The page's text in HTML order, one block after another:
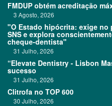
FMDUP obtém acreditação
3 Agosto, 2026
"O Estado hipócrita: exige
SNS e explora
cheque-dentista"
31 Julho, 2026
“Elevate Dentistry - Lisbon
sucesso
31 Julho, 2026
Clitrofa no TOP 600
30 Julho, 2026